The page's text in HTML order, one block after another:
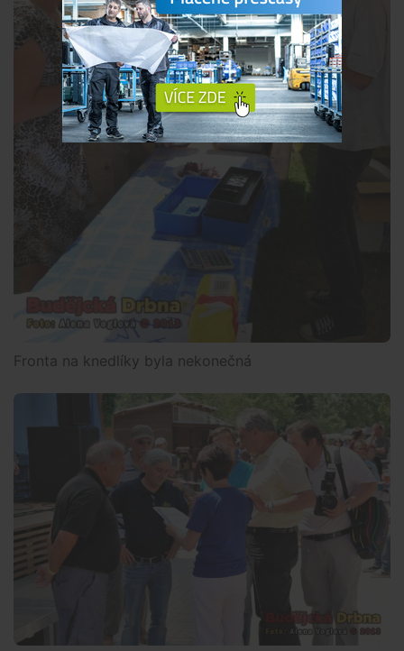
Fronta na knedlíky byla nekonečná